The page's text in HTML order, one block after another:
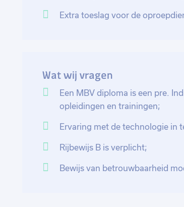
Extra toeslag voor de
Wat wij vragen
Een MBV diploma is een pre.
opleidingen en trainingen;
Ervaring met de technologie in
Rijbewijs B is verplicht;
Bewijs van betrouwbaarheid